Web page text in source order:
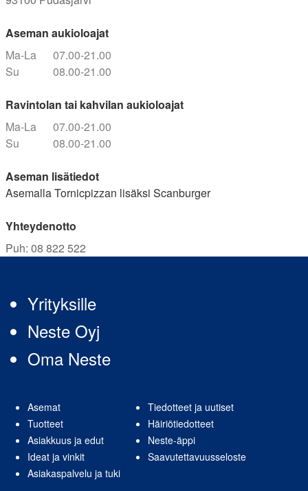
Aseman aukioloajat
Ma-La
07.00-21.00
Su
08.00-21.00
Ravintolan tai kahvilan aukioloajat
Ma-La
07.00-21.00
Su
08.00-21.00
Aseman lisätiedot
Asemalla Tornicpizzan lisäksi Scanburger
Yhteydenotto
Puh: 08 822 522
Yrityksille
Neste Oyj
Oma Neste
Asemat
Tuotteet
Asiakkuus ja edut
Ideat ja vinkit
Asiakaspalvelu ja tuki
Tiedotteet ja uutiset
Häiriötiedotteet
Neste-äppi
Saavutettavuusseloste